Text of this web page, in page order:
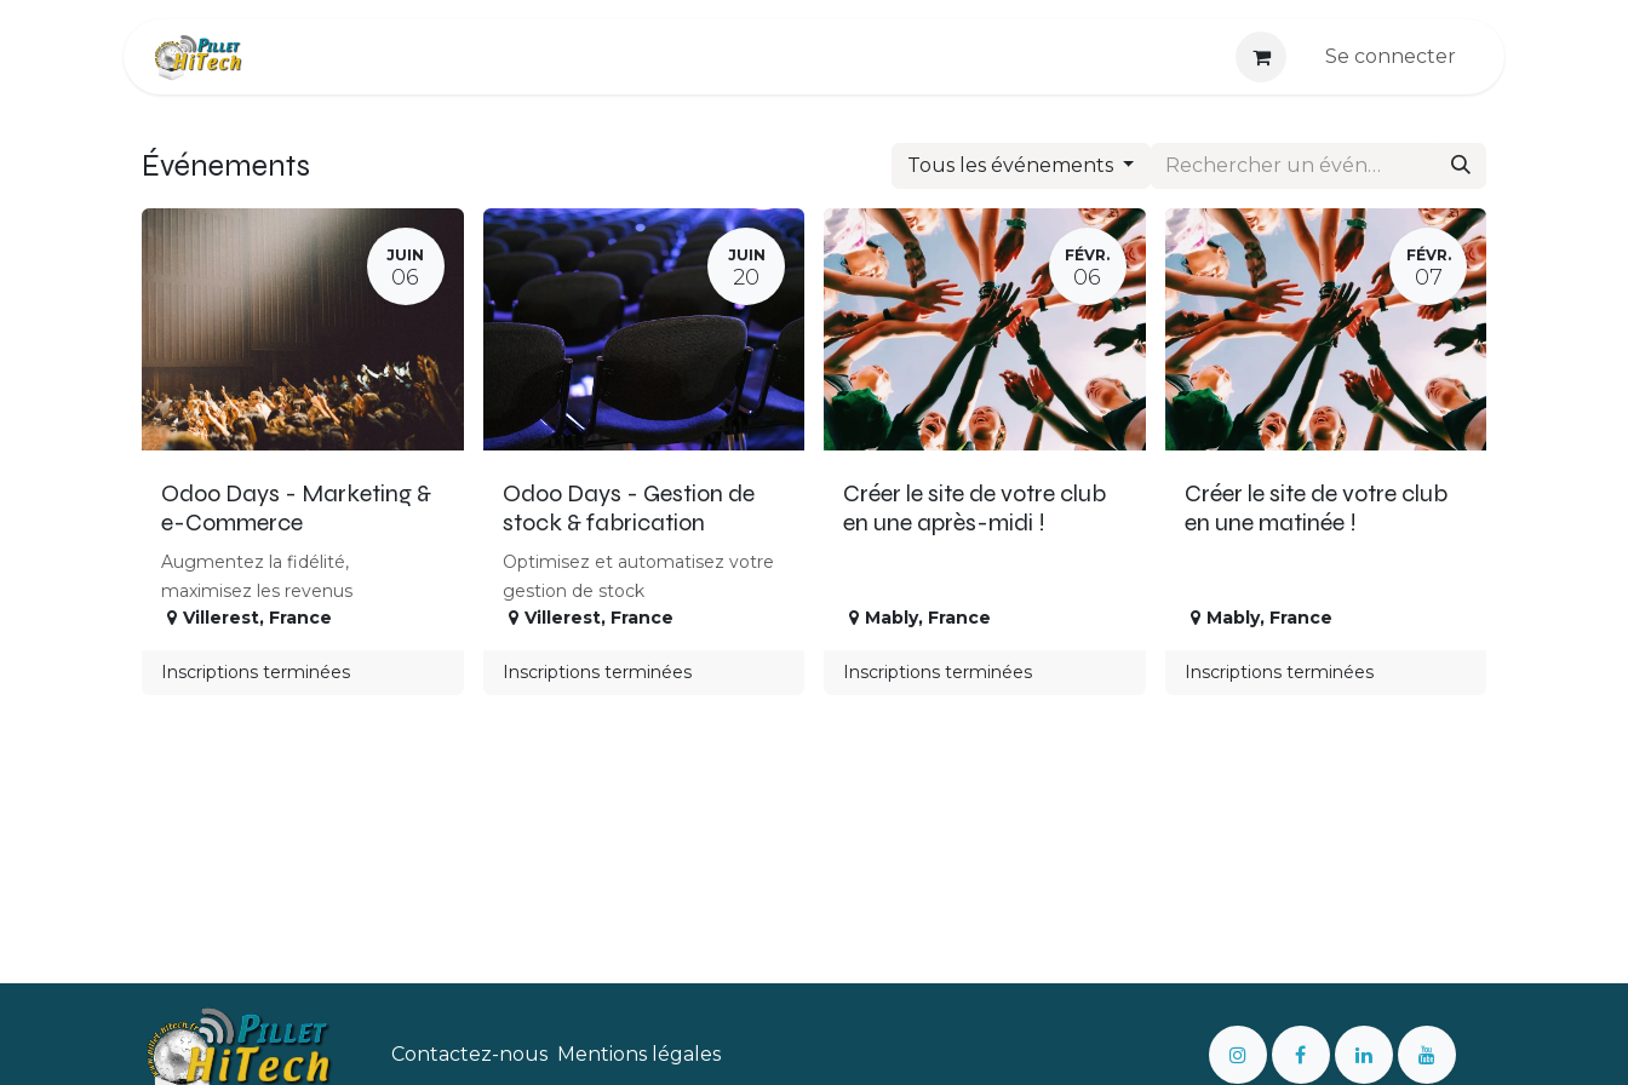
Se connecter
Événements Tous les événements
JUIN
06
Odoo Days - Marketing &
e-Commerce
Augmentez la fidélité,
maximisez les revenus
Villerest, France
Inscriptions terminées
JUIN
20
Odoo Days - Gestion de
stock & fabrication
Optimisez et automatisez votre
gestion de stock
Villerest, France
Inscriptions terminées
FÉVR.
06
Créer le site de votre club
en une après-midi !
Mably, France
Inscriptions terminées
FÉVR.
07
Créer le site de votre club
en une matinée !
Mably, France
Inscriptions terminées
Contactez-nous Mentions légales